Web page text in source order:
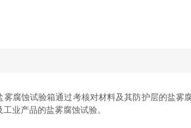
蚀试验箱通过考核对材料及其防护层的盐雾
工业产品的盐雾腐蚀试验。